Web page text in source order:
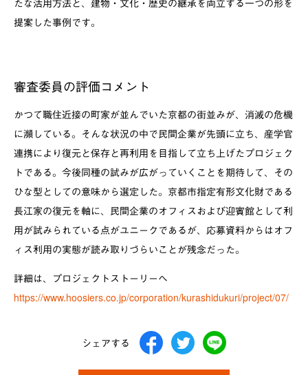
たな活用方法と、建物・文化・歴史の継承を両立する一つの形を
提案した事例です。
審査委員の評価コメント
かつて職住近接の町家が並んでいた京都の街並みが、消滅の危機
に瀕している。そんな状況の中で民間企業が先頭に立ち、産学官
連携により復元と保存と再利用を目指して立ち上げたプロジェク
トである。今後同種の試みが広がっていくことを期待して、その
ひな型としての意味から選定した。京都市指定有形文化財である
長江家の復元を軸に、民間企業のオフィスおよび迎賓館として利
用が試みられている点がユニークであるが、応募資料からはオフ
ィス利用の実態が読み取りづらいことが残念だった。
詳細は、プロジェクトストーリーへ
https://www.hoosiers.co.jp/corporation/kurashidukuri/project/07/
シェアする